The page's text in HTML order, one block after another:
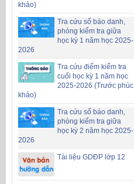
khảo)
Tra cứu số báo danh,
phòng kiểm tra giữa
học kỳ 1 năm học 2025-
2026
Tra cứu điểm kiểm tra
cuối học kỳ 1 năm học
2025-2026 (Trước phúc
khảo)
Tra cứu số báo danh,
phòng kiểm tra giữa
học kỳ 2 năm học 2025-
2026
Tài liệu GDĐP lớp 12